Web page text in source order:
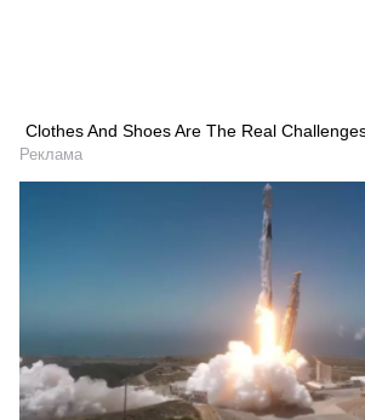
Clothes And Shoes Are The Real
Реклама